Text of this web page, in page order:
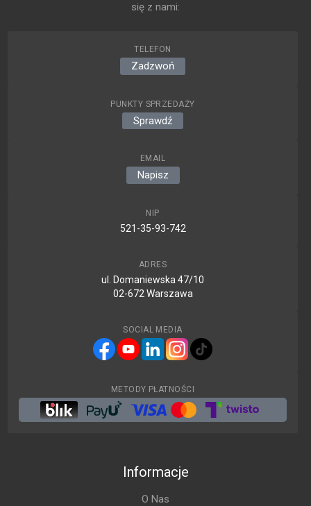
się z nami:
TELEFON
Zadzwoń
PUNKTY SPRZEDAŻY
Sprawdź
EMAIL
Napisz
NIP
521-35-93-742
ADRES
ul. Domaniewska 47/10
02-672 Warszawa
SOCIAL MEDIA
METODY PŁATNOŚCI
Informacje
O Nas